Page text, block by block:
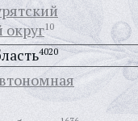
10
4020